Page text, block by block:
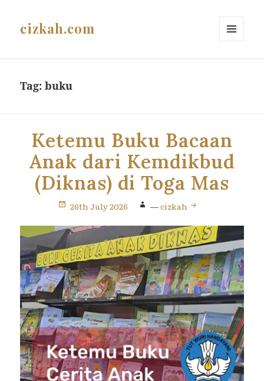
cizkah.com
Tag:buku
Ketemu Buku Bacaan
Anak dari Kemdikbud
(Diknas) di Toga Mas
26th July 2026 —cizkah